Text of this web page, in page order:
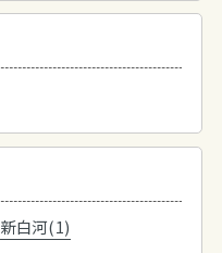
新白河(1)